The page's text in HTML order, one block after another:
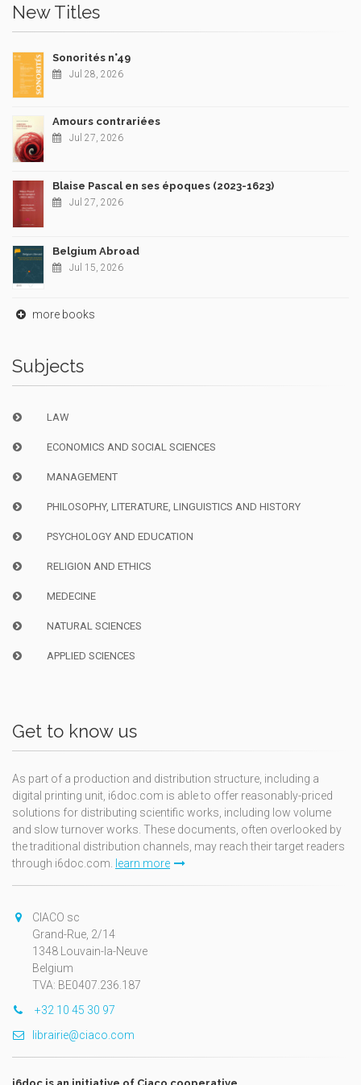
New Titles
Sonorités n°49
Jul 28, 2026
Amours contrariées
Jul 27, 2026
Blaise Pascal en ses époques (2023-1623)
Jul 27, 2026
Belgium Abroad
Jul 15, 2026
more books
Subjects
LAW
ECONOMICS AND SOCIAL SCIENCES
MANAGEMENT
PHILOSOPHY, LITERATURE, LINGUISTICS AND HISTORY
PSYCHOLOGY AND EDUCATION
RELIGION AND ETHICS
MEDECINE
NATURAL SCIENCES
APPLIED SCIENCES
Get to know us
As part of a production and distribution structure, including a
digital printing unit, i6doc.com is able to offer reasonably-priced
solutions for distributing scientific works, including low volume
and slow turnover works. These documents, often overlooked by
the traditional distribution channels, may reach their target readers
through i6doc.com.
learn more
CIACO sc
Grand-Rue, 2/14
1348 Louvain-la-Neuve
Belgium
TVA: BE0407.236.187
+32 10 45 30 97
librairie@ciaco.com